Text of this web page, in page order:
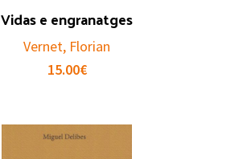
Vidas e engranatges
Vernet, Florian
15.00€